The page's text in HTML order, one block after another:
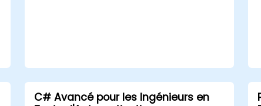
C# Avancé pour les Ingénieurs en